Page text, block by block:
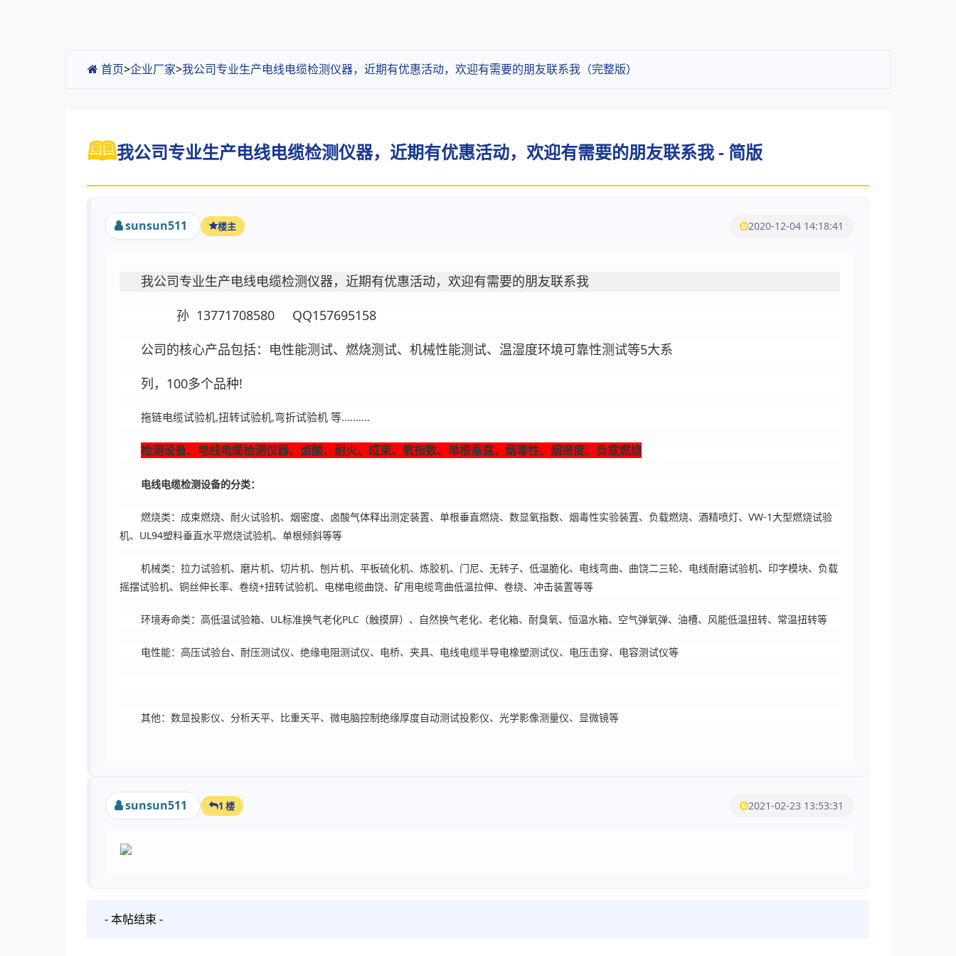
首页>企业厂家>我公司专业生产电线电缆检测仪器，近期有优惠活动，欢迎有需要的朋友联系我（完整版）
我公司专业生产电线电缆检测仪器，近期有优惠活动，欢迎有需要的朋友联系我 - 简版
sunsun511 楼主 2020-12-04 14:18:41
我公司专业生产电线电缆检测仪器，近期有优惠活动，欢迎有需要的朋友联系我
孙 13771708580 QQ157695158
公司的核心产品包括：电性能测试、燃烧测试、机械性能测试、温湿度环境可靠性测试等5大系
列，100多个品种!
拖链电缆试验机,扭转试验机,弯折试验机 等..........
检测设备、电线电缆检测仪器、卤酸、耐火、成束、氧指数、单根垂直、烟毒性、烟密度、负载燃烧
电线电缆检测设备的分类：
燃烧类：成束燃烧、耐火试验机、烟密度、卤酸气体释出测定装置、单根垂直燃烧、数显氧指数、烟毒性实验装置、负载燃烧、酒精喷灯、VW-1大型燃烧试验
机、UL94塑料垂直水平燃烧试验机、单根倾斜等等
机械类：拉力试验机、磨片机、切片机、刨片机、平板硫化机、炼胶机、门尼、无转子、低温脆化、电线弯曲、曲饶二三轮、电线耐磨试验机、印字模块、负载
摇摆试验机、铜丝伸长率、卷绕+扭转试验机、电梯电缆曲饶、矿用电缆弯曲低温拉伸、卷绕、冲击装置等等
环境寿命类：高低温试验箱、UL标准换气老化PLC（触摸屏）、自然换气老化、老化箱、耐臭氧、恒温水箱、空气弹氧弹、油槽、风能低温扭转、常温扭转等
电性能：高压试验台、耐压测试仪、绝缘电阻测试仪、电桥、夹具、电线电缆半导电橡塑测试仪、电压击穿、电容测试仪等
其他：数显投影仪、分析天平、比重天平、微电脑控制绝缘厚度自动测试投影仪、光学影像测量仪、显微镜等
sunsun511 1 楼 2021-02-23 13:53:31
- 本帖结束 -